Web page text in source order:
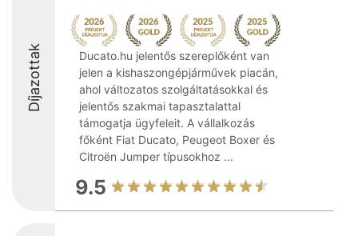
Díjazottak
Ducato.hu jelentős szereplőként van
jelen a kishaszongépjárművek piacán,
ahol változatos szolgáltatásokkal és
jelentős szakmai tapasztalattal
támogatja ügyfeleit. A vállalkozás
főként Fiat Ducato, Peugeot Boxer és
Citroën Jumper típusokhoz ...
9.5